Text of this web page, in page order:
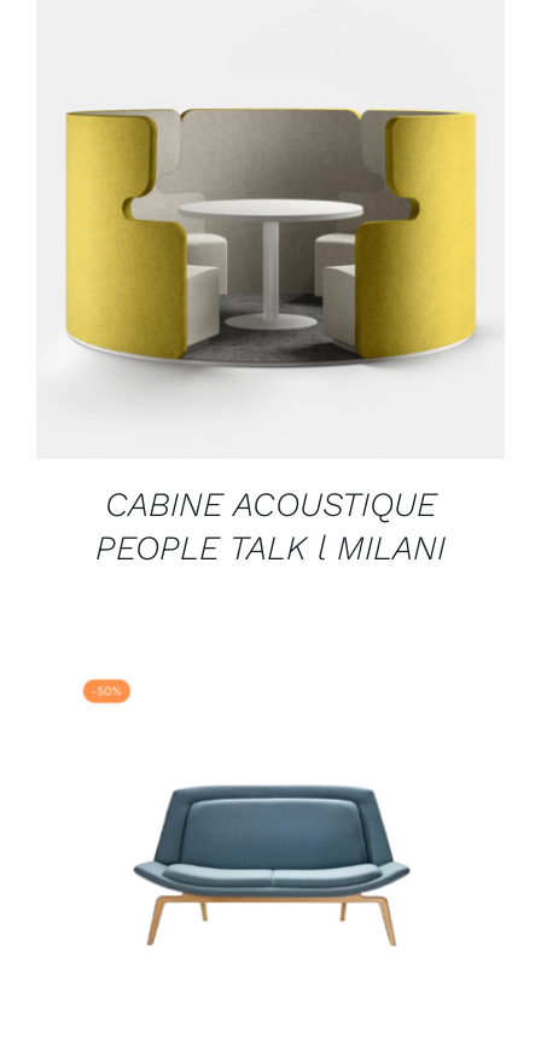
CABINE ACOUSTIQUE
PEOPLE TALK l MILANI
DÉTAILS